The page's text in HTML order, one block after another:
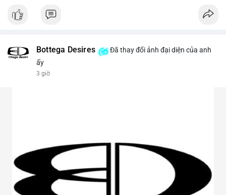
Bottega Desires
Đã thay đổi ảnh đại diện của anh
ấy
3 giờ